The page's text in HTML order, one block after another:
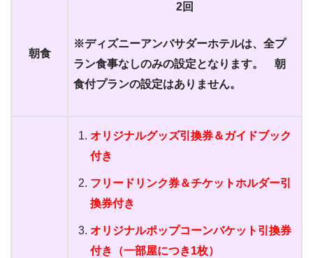
朝食
2回
※ディズニーアンバサダーホテルは、全プ
ラン食事なしのみの設定となります。 朝
食付プランの設定はありません。
オリジナルグッズ引換券＆ガイドブック
付き
フリードリンク券＆チケットホルダー引
換券付き
オリジナルポップコーンバケット引換券
付き（一部屋につき1枚）